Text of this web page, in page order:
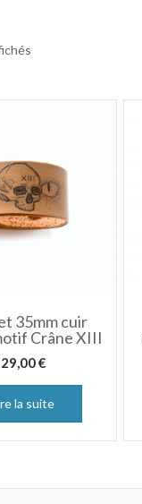
35mm cuir
Crâne XIII
€
la suite